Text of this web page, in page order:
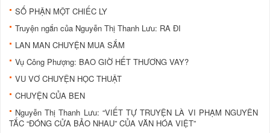
SỐ PHẬN MỘT CHIẾC LY
Truyện ngắn của Nguyễn Thị Thanh Lưu: RA ĐI
LAN MAN CHUYỆN MUA SẮM
Vụ Công Phượng: BAO GIỜ HẾT THƯƠNG VAY?
VU VƠ CHUYỆN HỌC THUẬT
CHUYỆN CỦA BEN
Nguyễn Thị Thanh Lưu: “VIẾT TỰ TRUYỆN LÀ VI PHẠM NGUYÊN
TẮC “ĐÓNG CỬA BẢO NHAU” CỦA VĂN HÓA VIỆT”